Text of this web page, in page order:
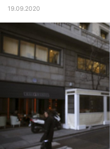
19.09.2020